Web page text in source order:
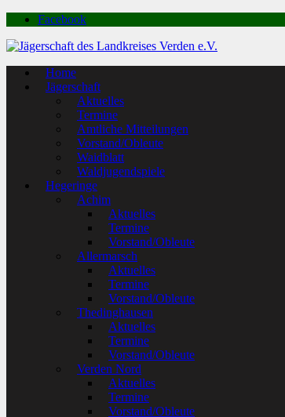
Facebook
Home
Jägerschaft
Aktuelles
Termine
Amtliche Mitteilungen
Vorstand/Obleute
Waidblatt
Waldjugendspiele
Hegeringe
Achim
Aktuelles
Termine
Vorstand/Obleute
Allermarsch
Aktuelles
Termine
Vorstand/Obleute
Thedinghausen
Aktuelles
Termine
Vorstand/Obleute
Verden Nord
Aktuelles
Termine
Vorstand/Obleute